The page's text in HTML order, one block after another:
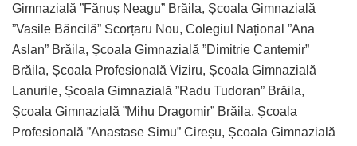
Gimnazială ”Fănuș Neagu” Brăila, Școala Gimnazială
”Vasile Băncilă” Scorțaru Nou, Colegiul Național ”Ana
Aslan” Brăila, Școala Gimnazială ”Dimitrie Cantemir”
Brăila, Școala Profesională Viziru, Școala Gimnazială
Lanurile, Școala Gimnazială ”Radu Tudoran” Brăila,
Școala Gimnazială ”Mihu Dragomir” Brăila, Școala
Profesională ”Anastase Simu” Cireșu, Școala Gimnazială